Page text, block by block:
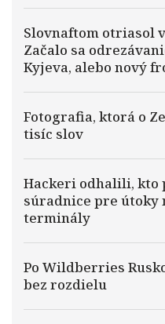
Slovnaftom otriasol
Začalo sa
Kyjeva, alebo nový
Fotografia, ktorá o
tisíc slov
Hackeri odhalili, kto
súradnice pre útoky
terminály
Po Wildberries
bez rozdielu